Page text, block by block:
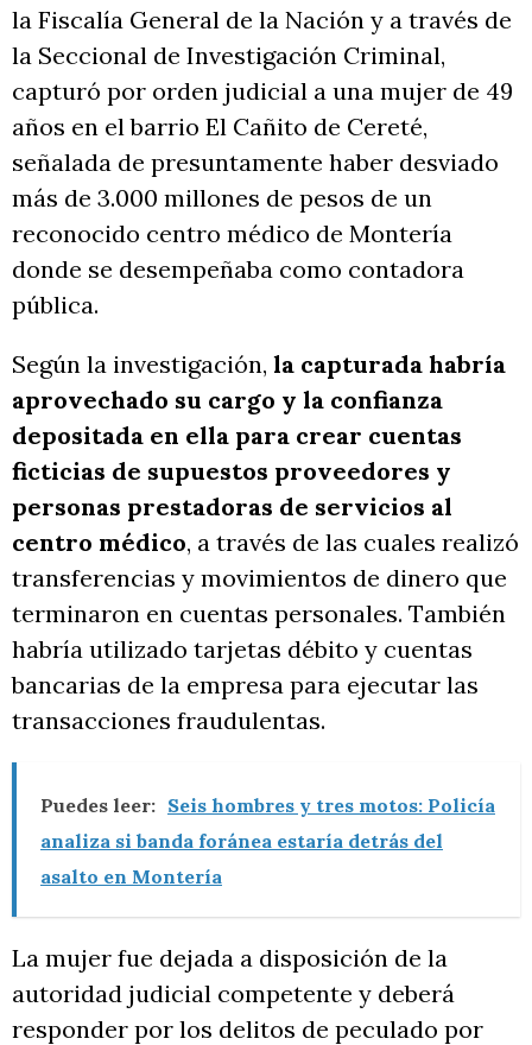
la Fiscalía General de la Nación y a través de
la Seccional de Investigación Criminal,
capturó por orden judicial a una mujer de 49
años en el barrio El Cañito de Cereté,
señalada de presuntamente haber desviado
más de 3.000 millones de pesos de un
reconocido centro médico de Montería
donde se desempeñaba como contadora
pública.
Según la investigación, la capturada habría
aprovechado su cargo y la confianza
depositada en ella para crear cuentas
ficticias de supuestos proveedores y
personas prestadoras de servicios al
centro médico, a través de las cuales realizó
transferencias y movimientos de dinero que
terminaron en cuentas personales. También
habría utilizado tarjetas débito y cuentas
bancarias de la empresa para ejecutar las
transacciones fraudulentas.
Puedes leer: Seis hombres y tres motos: Policía
analiza si banda foránea estaría detrás del
asalto en Montería
La mujer fue dejada a disposición de la
autoridad judicial competente y deberá
responder por los delitos de peculado por